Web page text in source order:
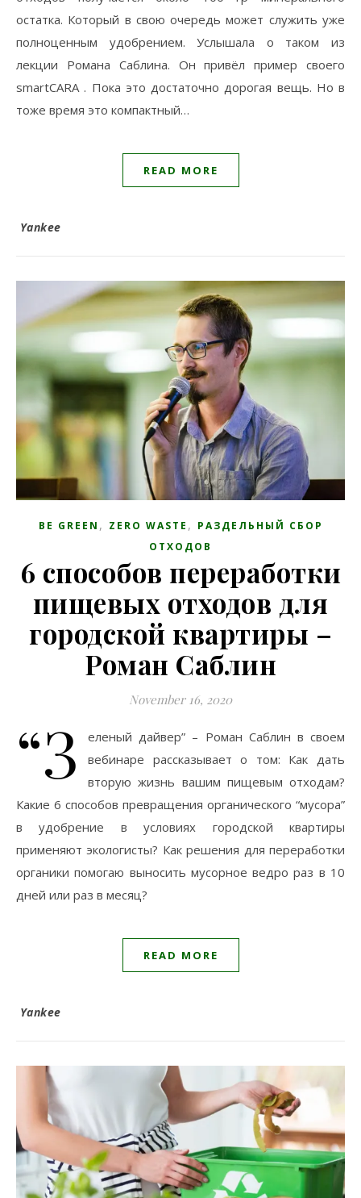
остатка. Который в свою очередь может служить уже
полноценным удобрением. Услышала о таком из
лекции Романа Саблина. Он привёл пример своего
smartCARA . Пока это достаточно дорогая вещь. Но в
тоже время это компактный…
READ MORE
Yankee
BE GREEN , ZERO WASTE , РАЗДЕЛЬНЫЙ СБОР
ОТХОДОВ
6 способов переработки
пищевых отходов для
городской квартиры –
Роман Саблин
November 16, 2020
“З
еленый дайвер” – Роман Саблин в своем
вебинаре рассказывает о том: Как дать
вторую жизнь вашим пищевым отходам?
Какие 6 способов превращения органического “мусора”
в удобрение в условиях городской квартиры
применяют экологисты? Как решения для переработки
органики помогаю выносить мусорное ведро раз в 10
дней или раз в месяц?
READ MORE
Yankee